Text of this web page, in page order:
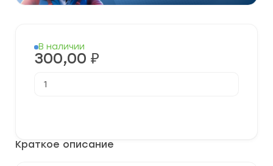
Краткое описание
В наличии
300,00 ₽
товара
геометрии